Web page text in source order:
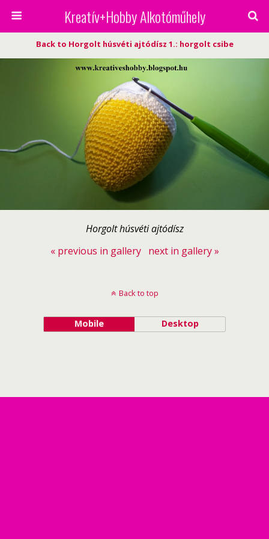
Kreatív+Hobby Alkotóműhely
Back to Horgolt húsvéti ajtódísz 1.: horgolt csibe
Horgolt húsvéti ajtódísz
« previous in gallery
next in gallery »
Back to top
Mobile Desktop